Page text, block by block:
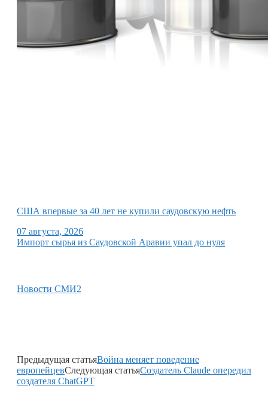
США впервые за 40 лет не купили саудовскую нефть
07 августа, 2026
Импорт сырья из Саудовской Аравии упал до нуля
Новости СМИ2
Предыдущая статьяВойна меняет поведение
европейцевСледующая статьяСоздатель Claude опередил
создателя ChatGPT